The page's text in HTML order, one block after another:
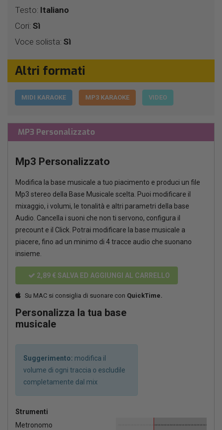
Testo: Italiano
Cori: Sì
Voce solista: Sì
Altri formati
MIDI KARAOKE MP3 KARAOKE VIDEO
MP3 Personalizzato
Mp3 Personalizzato
Modifica la base musicale a tuo piacimento e produci un file
Mp3 stereo della Base Musicale scelta. Puoi modificare il
mixaggio, i volumi, le tonalità e altri parametri della base
Audio. Cancella i suoni che non ti servono, configura il
precount e il Click. Potrai modificare la base musicale a
piacere, fino ad un minimo di 4 tracce audio che suonano
insieme.
2,89 € SALVA ED AGGIUNGI AL CARRELLO
Su MAC si consiglia di suonare con QuickTime.
Personalizza la tua base
musicale
Suggerimento: modifica il
volume di ogni traccia o escludile
completamente dal mix
Strumenti
Metronomo